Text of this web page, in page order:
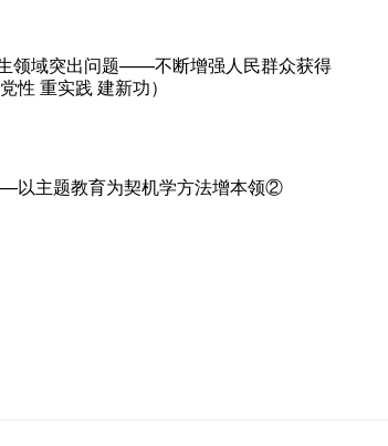
领域突出问题——不断增强人民群众获得
性 重实践 建新功）
以主题教育为契机学方法增本领②